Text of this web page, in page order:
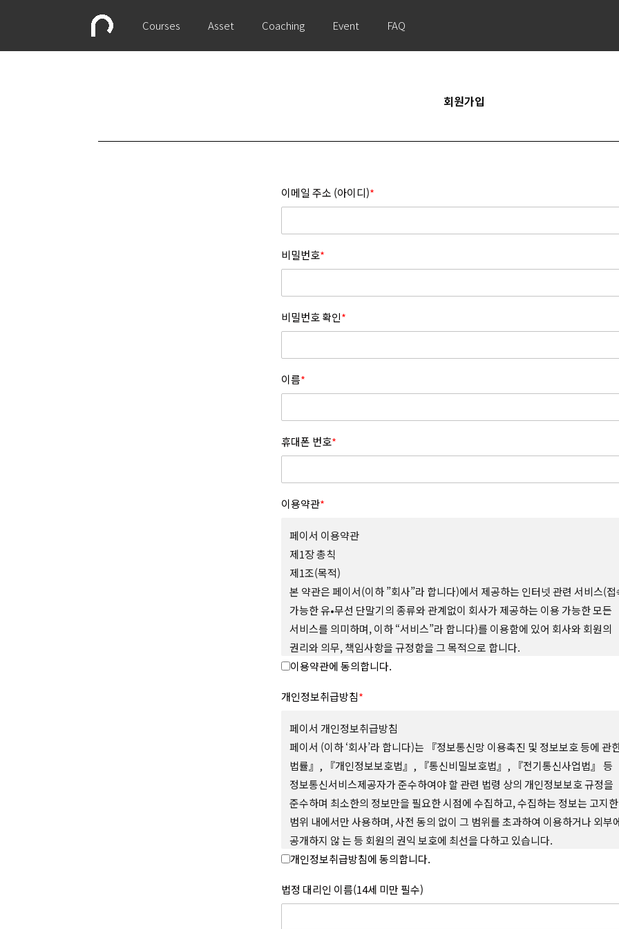
Courses Asset Coaching Event FAQ
회원가입
이메일 주소 (아이디)*
비밀번호*
비밀번호 확인*
이름*
휴대폰 번호*
이용약관*
페이서 이용약관
제1장 총칙
제1조(목적)
본 약관은 페이서(이하 ”회사”라 합니다)에서 제공하는 인터넷 관련 서비스(접
가능한 유•무선 단말기의 종류와 관계없이 회사가 제공하는 이용 가능한 모든
서비스를 의미하며, 이하 “서비스”라 합니다)를 이용함에 있어 회사와 회원의
권리와 의무, 책임사항을 규정함을 그 목적으로 합니다.
제 2 조 (용어의 정의)
1. “사이트”란 회사가 재화 또는 서비스(이하 “상품 등”이라 합니다)를 회원에게
가상의 영업장을 말하며 회사가 모바일 환경에서 서비스하는 모바일 웹과 앱을
포함합니다.
2. “회원”이라 함은 사이트에서 정한 소정의 절차를 거쳐 회원가입을 한 자로서, 약
따라 회사가 제공하는 서비스를 이용할 수 있는 자를 말합니다.
3. “아이디(ID)”라 함은 회원의 식별과 서비스의 이용을 위하여 회원이 설정하고 회
승인하여 등록된 전자우편주소 또는 소셜 서비스 연동을 통해 수집된 전자우편주소
말합니다.
4. “메일 인증”이라 함은 회원이 서비스의 이용을 위하여 제출한 인증번호를 통해
이메일의 진위여부를 확인하는 것을 말합니다.
5. “비밀번호(Password)”라 함은 회원의 동일성 확인과 회원의 권익 및 비밀보호를
위하여 회원 스스로가 설정하여 사이트에 등록한 문자와 숫자의 조합을 말합니다.
6. “쿠폰”이라 함은 상품 등을 구매하거나 사이트가 제공하는 서비스를 이용할 때
이용약관에 동의합니다.
개인정보취급방침*
페이서 개인정보취급방침
페이서 (이하 ‘회사’라 합니다)는 『정보통신망 이용촉진 및 정보보호 등에 관
법률』, 『개인정보보호법』, 『통신비밀보호법』, 『전기통신사업법』 등
정보통신서비스제공자가 준수하여야 할 관련 법령 상의 개인정보보호 규정을
준수하며 최소한의 정보만을 필요한 시점에 수집하고, 수집하는 정보는 고지한
범위 내에서만 사용하며, 사전 동의 없이 그 범위를 초과하여 이용하거나 외부
공개하지 않 는 등 회원의 권익 보호에 최선을 다하고 있습니다.
회사는 개인정보취급방침을 통하여 회원이 제공하는 개인정보가 어떠한 용도와 방
개인정보취급방침을 개정하는 경우 개정 이유 및 내용에 관하여 웹사이트 및 전자우
등을 통하여 고지합니다. 회사는 아래와 같이 개인정보를 보호하고 있습니다.
개인정보취급방침에 동의합니다.
법정 대리인 이름(14세 미만 필수)